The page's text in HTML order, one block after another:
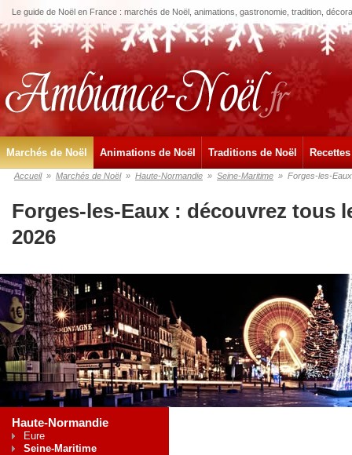
Le guide de Noël en France : marchés de Noël, animations, gastronomie, tradition,
Marchés de Noël Animations de Noël Traditions de Noël
Accueil » Marchés de Noël » Haute-Normandie » Seine-Maritime » Forges-les-Eaux
Forges-les-Eaux : découvrez tous
2026
Haute-Normandie
Eure
Seine-Maritime